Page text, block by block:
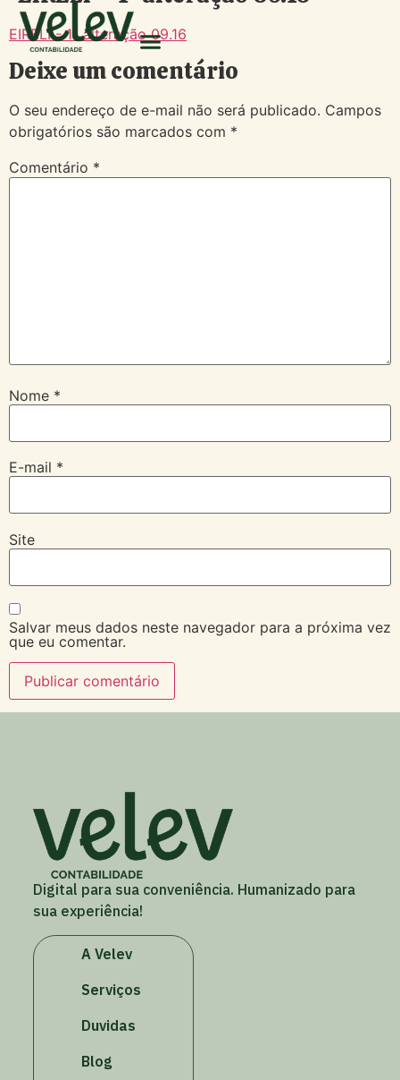
EIRELI - 1ª alteração 09.16
Deixe um comentário
O seu endereço de e-mail não será publicado. Campos
obrigatórios são marcados com *
Comentário *
Nome *
E-mail *
Site
Salvar meus dados neste navegador para a próxima vez
que eu comentar.
Digital para sua conveniência. Humanizado para
sua experiência!
A Velev
Serviços
Duvidas
Blog